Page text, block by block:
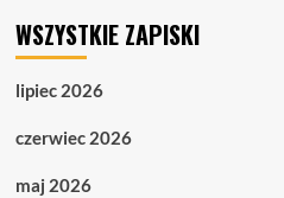
15.10.
WSZYSTKIE ZAPISKI
lipiec 2026
czerwiec 2026
maj 2026